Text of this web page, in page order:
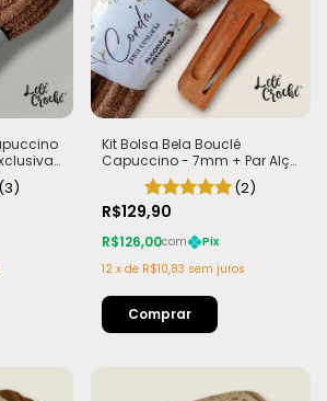
(3)
Kit Bolsa Bela Bouclé
Capuccino - 7mm + Par Alça
Teca com Imã
(2)
R$129,90
R$126,00com
Pix
12 x de R$10,83 sem juros